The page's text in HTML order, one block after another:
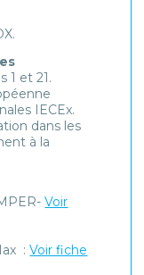
1 et 21.
IECEx.
dans les
à la
Voir
:Voir fiche